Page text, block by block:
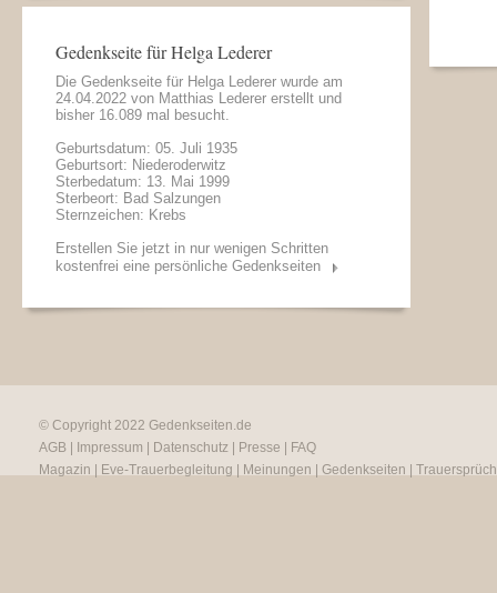
Gedenkseite für Helga Lederer
Die Gedenkseite für Helga Lederer wurde am
24.04.2022 von Matthias Lederer erstellt und
bisher 16.089 mal besucht.
Geburtsdatum: 05. Juli 1935
Geburtsort: Niederoderwitz
Sterbedatum: 13. Mai 1999
Sterbeort: Bad Salzungen
Sternzeichen: Krebs
Erstellen Sie jetzt in nur wenigen Schritten
kostenfrei eine persönliche Gedenkseiten
© Copyright 2022 Gedenkseiten.de
AGB
Impressum Datenschutz Presse
FAQ
Magazin
Eve-Trauerbegleitung Meinungen Gedenkseiten